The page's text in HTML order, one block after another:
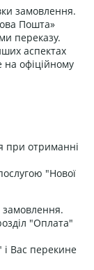
замовлення.
Пошта»
переказу.
аспектах
офіційному
при отриманні
"Нової
"Оплата"
Вас перекине